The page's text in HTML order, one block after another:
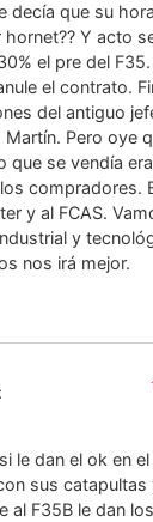
decía que su
hornet?? Y acto
el pre del
el contrato.
del antiguo
Pero oye
que se vendía
compradores.
y al FCAS.
y
nos irá mejor.
le dan el ok en
sus catapultas
al F35B le dan